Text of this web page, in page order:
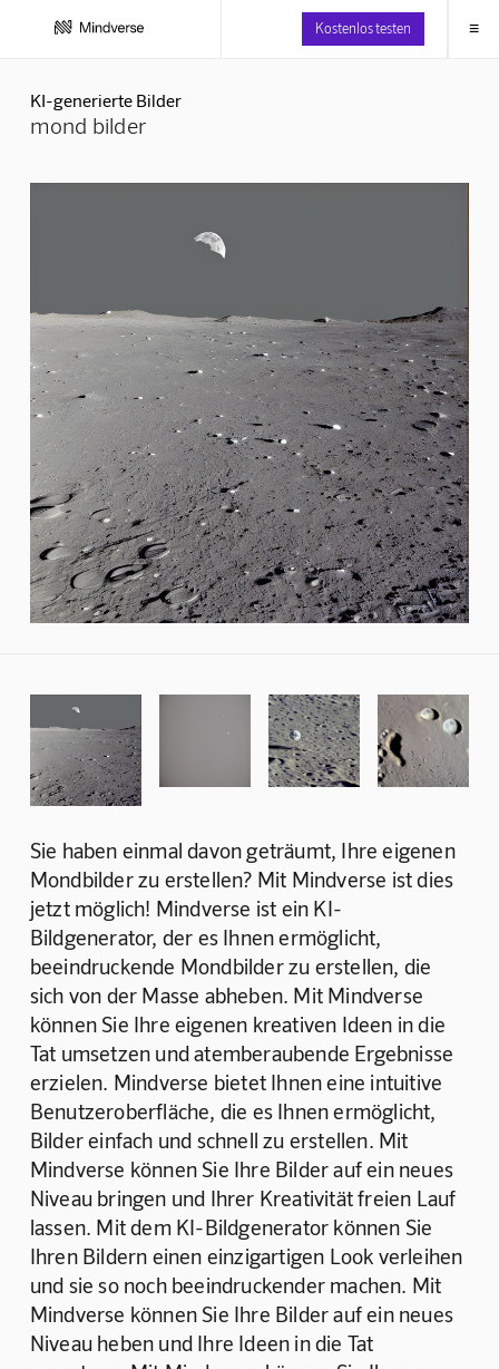
Kostenlos testen ≡
KI-generierte Bilder
mond bilder
Sie haben einmal davon geträumt, Ihre eigenen
Mondbilder zu erstellen? Mit Mindverse ist dies
jetzt möglich! Mindverse ist ein KI-
Bildgenerator, der es Ihnen ermöglicht,
beeindruckende Mondbilder zu erstellen, die
sich von der Masse abheben. Mit Mindverse
können Sie Ihre eigenen kreativen Ideen in die
Tat umsetzen und atemberaubende Ergebnisse
erzielen. Mindverse bietet Ihnen eine intuitive
Benutzeroberfläche, die es Ihnen ermöglicht,
Bilder einfach und schnell zu erstellen. Mit
Mindverse können Sie Ihre Bilder auf ein neues
Niveau bringen und Ihrer Kreativität freien Lauf
lassen. Mit dem KI-Bildgenerator können Sie
Ihren Bildern einen einzigartigen Look verleihen
und sie so noch beeindruckender machen. Mit
Mindverse können Sie Ihre Bilder auf ein neues
Niveau heben und Ihre Ideen in die Tat